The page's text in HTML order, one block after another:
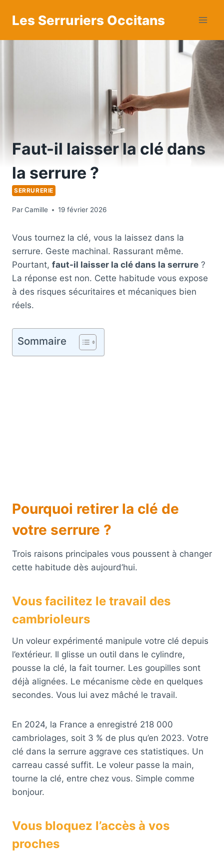
Les Serruriers Occitans
Faut-il laisser la clé dans
la serrure ?
SERRURERIE
ParCamille 19 février 2026
Vous tournez la clé, vous la laissez dans la
serrure. Geste machinal. Rassurant même.
Pourtant, faut-il laisser la clé dans la serrure ?
La réponse est non. Cette habitude vous expose
à des risques sécuritaires et mécaniques bien
réels.
Sommaire
Pourquoi retirer la clé de
votre serrure ?
Trois raisons principales vous poussent à changer
cette habitude dès aujourd’hui.
Vous facilitez le travail des
cambrioleurs
Un voleur expérimenté manipule votre clé depuis
l’extérieur. Il glisse un outil dans le cylindre,
pousse la clé, la fait tourner. Les goupilles sont
déjà alignées. Le mécanisme cède en quelques
secondes. Vous lui avez mâché le travail.
En 2024, la France a enregistré 218 000
cambriolages, soit 3 % de plus qu’en 2023. Votre
clé dans la serrure aggrave ces statistiques. Un
carreau cassé suffit. Le voleur passe la main,
tourne la clé, entre chez vous. Simple comme
bonjour.
Vous bloquez l’accès à vos
proches